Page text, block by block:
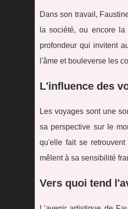
Dans son travail,
la société, ou encore
profondeur qui invitent
l'âme et bouleverse les
L'influence des
Les voyages sont une
sa perspective sur le
qu'elle fait se
mêlent à sa sensibilité
Vers quoi tend